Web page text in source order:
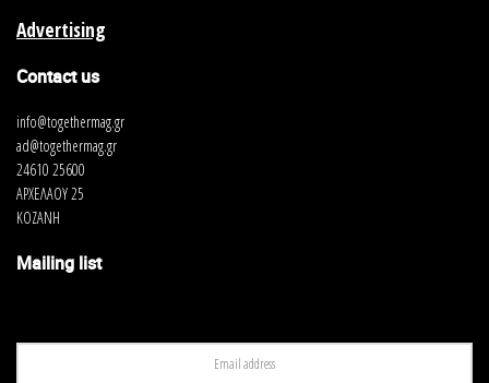
Advertising
Contact us
info@togethermag.gr
ad@togethermag.gr
24610 25600
ΑΡΧΕΛΑΟΥ 25
ΚΟΖΑΝΗ
Mailing list